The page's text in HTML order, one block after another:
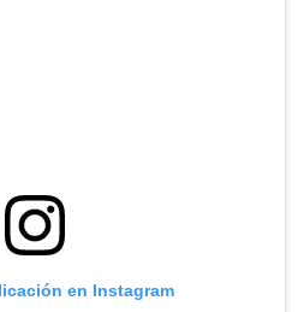
en Instagram